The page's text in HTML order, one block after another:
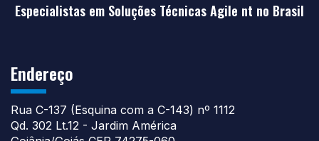
Especialistas em Soluções Técnicas Agile nt no Brasil
Endereço
Rua C-137 (Esquina com a C-143) nº 1112
Qd. 302 Lt.12 - Jardim América